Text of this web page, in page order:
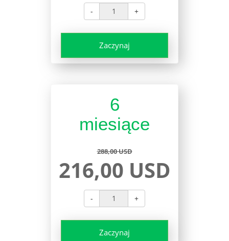
- +
Zaczynaj
6
miesiące
288,00 USD
216,00 USD
- +
Zaczynaj